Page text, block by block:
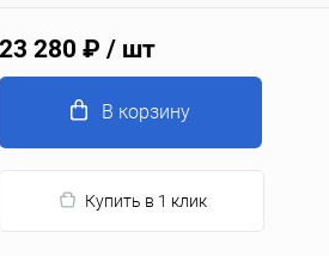
23 280 ₽ / шт
В корзину
Купить в 1 клик